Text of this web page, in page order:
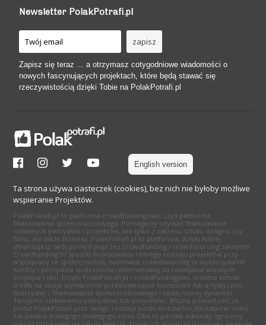
Newsletter PolakPotrafi.pl
Zapisz się teraz ... a otrzymasz cotygodniowe wiadomości o
nowych fascynujących projektach, które będą stawać się
rzeczywistością dzięki Tobie na PolakPotrafi.pl
English version
Ta strona używa ciasteczek (cookies), bez nich nie byłoby możliwe
wspieranie Projektów.
PolakPotrafi.pl to platforma crowdfundingowa, czyli platforma
finansowania społecznościowego. Pomagamy uzyskać finansowanie
ciekawych pomysłów i projektów, nie tylko z zakresu sztuki, designu czy
filmu, ale także biznesu. PolakPotrafi.pl to platforma, dzięki której
sfinansujesz swój pomysł poprzez crowdfunding i crowdsourcing zarazem.
Crowdfunding to sposób finansowania różnego rodzaju projektów przy
współpracy ze społecznością, natomiast crowdsourcing to wykorzystanie
wiedzy i pomysłów społeczności internetowej do rozwijania własnych
inicjatyw i idei. Dzięki PolakPotrafi.pl i crowdfundingowi, możesz zebrać
środki na swoje wymarzone przedsięwzięcie biznesowe lub artystyczne.
Skorzystaj z finansowania społecznościowego i nadaj nowej dynamiki
Twojemu ciekawemu pomysłowi lub projektowi. Można powiedzieć, że
portal PolakPotrafi.pl to swego rodzaju polski Kickstarter (Kickstarter.com)
lub polskie Indiegogo (Indiegogo.com). Oba te portale odniosły ogromny